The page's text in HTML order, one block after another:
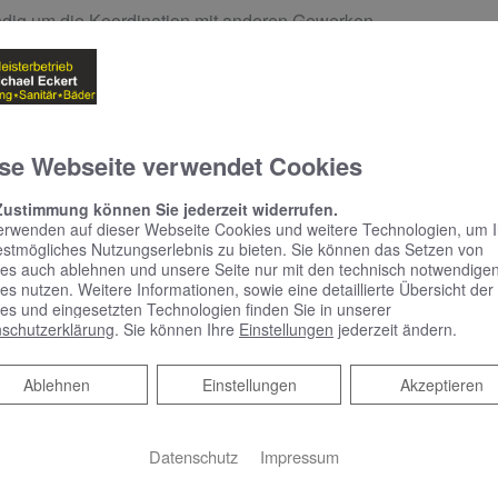
um die Koordination mit anderen Gewerken
alle Komponenten
und termingerechte Ausführung aller Arbeiten
erste, unverbindliche Beratung – unsere
Webseite verwendet Cookies
können Sie jederzeit widerrufen.
auf dieser Webseite Cookies und weitere Technologien, um
Nutzungserlebnis zu bieten. Sie können das Setzen von
auch ablehnen und unsere Seite nur mit den technisch
nutzen. Weitere Informationen, sowie eine detaillierte Übersicht der
und eingesetzten Technologien finden Sie in unserer
. Sie können Ihre Einstellungen jederzeit ändern.
Akzeptieren
Einstellungen
Ablehnen
Ablehnen
Datenschutz Impressum